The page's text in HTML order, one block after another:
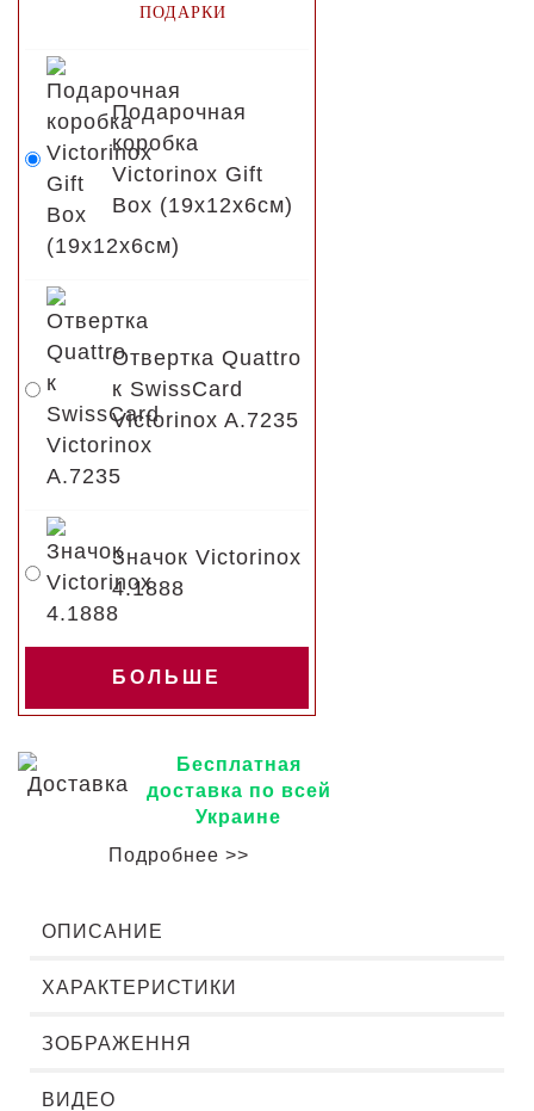
ПОДАРКИ
Подарочная
коробка
Victorinox Gift
Box (19x12x6см)
Отвертка Quattro
к SwissCard
Victorinox A.7235
Значок Victorinox
4.1888
БОЛЬШЕ
Бесплатная
доставка по всей
Украине
Подробнее >>
ОПИСАНИЕ
ХАРАКТЕРИСТИКИ
ЗОБРАЖЕННЯ
ВИДЕО